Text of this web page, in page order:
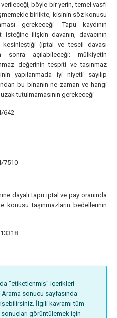
böyle bir yerin, temel vasfı
birlikte, kişinin söz konusu
gerekeceği- Tapu kaydının
ilişkin davanın, davacının
kesinleştiği (iptal ve tescil davası
sonra açılabileceği; mülkiyetin
değerinin tespiti ve taşınmaz
yapılanmada iyi niyetli sayılıp
bu binanın ne zaman ve hangi
tutulmamasının gerekeceği-
642
7510
dayalı tapu iptal ve pay oranında
konusu taşınmazların bedellerinin
"etiketlenmiş" içerikleri
sonucu sayfasında
İlgili kavramı tüm
görüntülemek için